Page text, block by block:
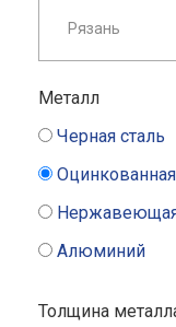
Металл
Черная сталь
Оцинкованная
Алюминий
Толщина